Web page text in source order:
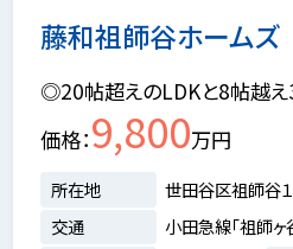
藤和祖師谷ホームズ
◎20帖超えのLDKと8帖越え
価格 9,800万円
所在地
世田谷区祖師谷
交通
小田急線「祖師